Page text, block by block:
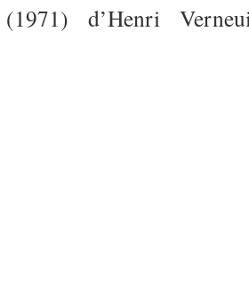
(1971) d’Henri